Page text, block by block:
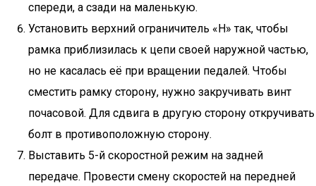
спереди, а сзади на маленькую.
Установить верхний ограничитель «H» так, чтобы
рамка приблизилась к цепи своей наружной частью,
но не касалась её при вращении педалей. Чтобы
сместить рамку сторону, нужно закручивать винт
почасовой. Для сдвига в другую сторону откручивать
болт в противоположную сторону.
Выставить 5-й скоростной режим на задней
передаче. Провести смену скоростей на передней